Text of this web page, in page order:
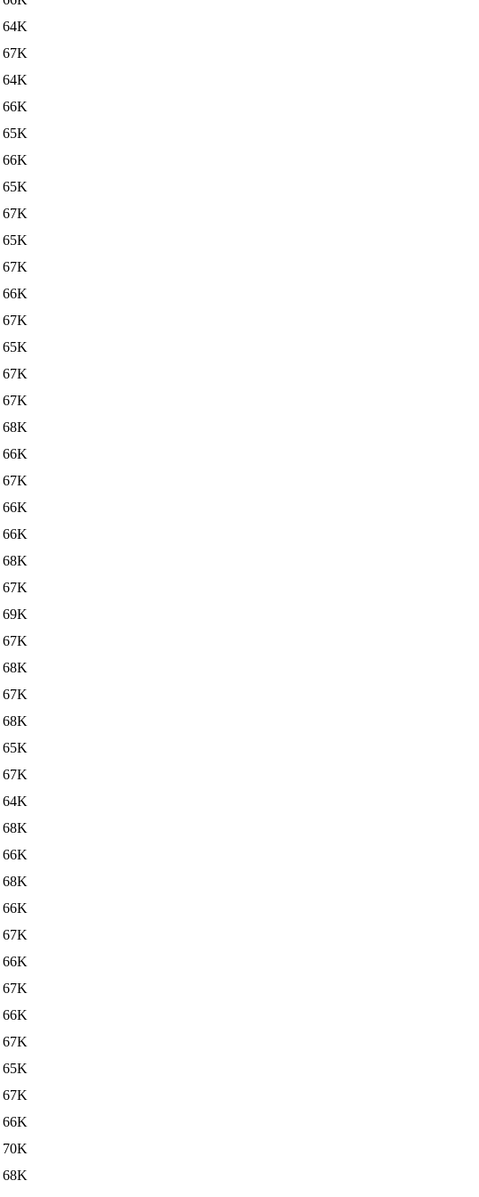
64K
67K
64K
66K
65K
66K
65K
67K
65K
67K
66K
67K
65K
67K
67K
68K
66K
67K
66K
66K
68K
67K
69K
67K
68K
67K
68K
65K
67K
64K
68K
66K
68K
66K
67K
66K
67K
66K
67K
65K
67K
66K
70K
68K